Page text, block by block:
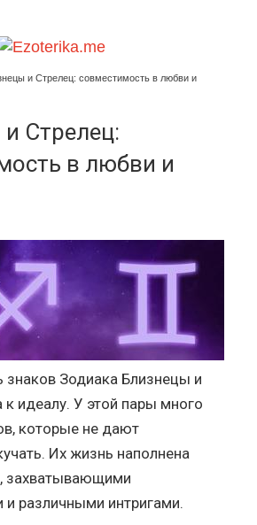
и Стрелец: совместимость в любви и
Стрелец:
в любви и
знаков Зодиака Близнецы и
к идеалу. У этой пары много
которые не дают
Их жизнь наполнена
захватывающими
различными интригами.